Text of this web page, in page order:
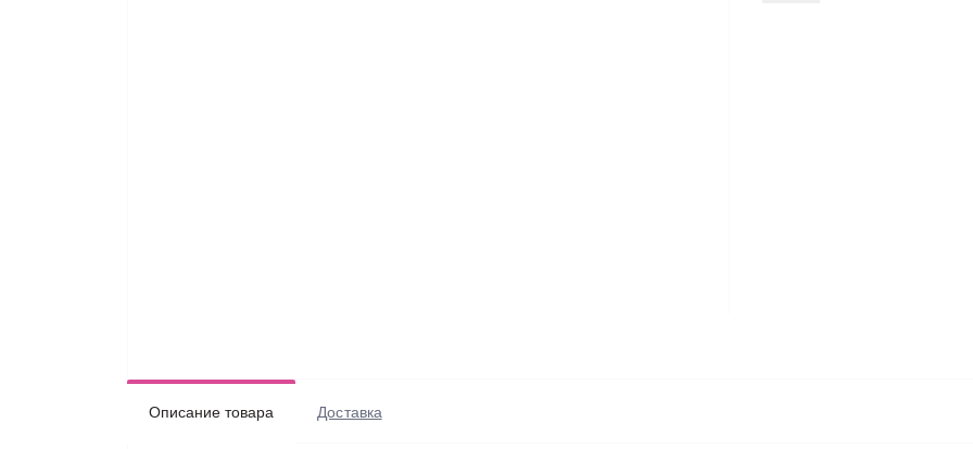
Описание товара Доставка